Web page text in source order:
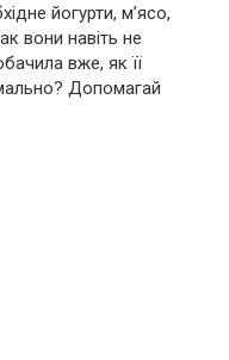
йогурти, м’ясо,
вони навіть не
вже, як її
Допомагай